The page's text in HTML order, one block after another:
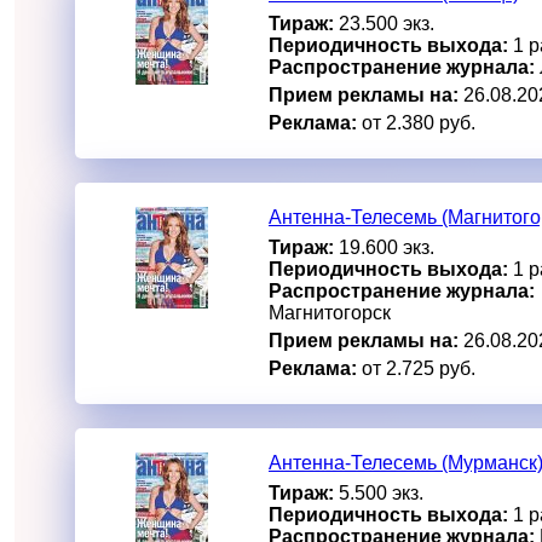
Тираж: 23.500 экз.
Периодичность выхода: 1
Распространение журнала:
Прием рекламы на:
Реклама: от 2.380 руб.
Антенна-Телесемь
Тираж: 19.600 экз.
Периодичность выхода: 1
Распространение журнала:
Магнитогорск
Прием рекламы на:
Реклама: от 2.725 руб.
Антенна-Телесемь (Мурманск)
Тираж: 5.500 экз.
Периодичность выхода: 1
Распространение журнала: